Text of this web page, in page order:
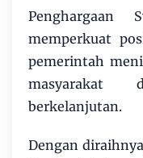
Penghargaan
memperkuat
pemerintah
masyarakat
berkelanjutan.
Dengan